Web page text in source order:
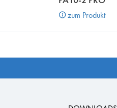
zum Produkt